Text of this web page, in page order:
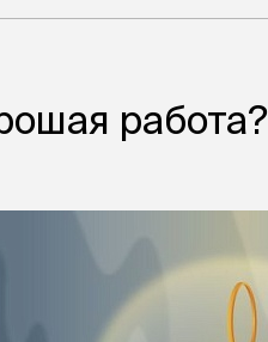
работа?